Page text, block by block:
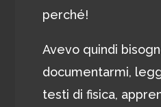
perché!
Avevo quindi
documentarmi,
testi di fisica,